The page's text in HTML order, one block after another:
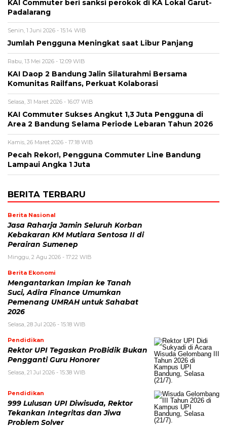
KAI Commuter beri sanksi perokok di KA Lokal Garut-
Padalarang
Senin, 1 Juni 2026 - 15:14 WIB
Jumlah Pengguna Meningkat saat Libur Panjang
Rabu, 13 Mei 2026 - 12:09 WIB
KAI Daop 2 Bandung Jalin Silaturahmi Bersama
Komunitas Railfans, Perkuat Kolaborasi
Selasa, 31 Maret 2026 - 16:07 WIB
KAI Commuter Sukses Angkut 1,3 Juta Pengguna di
Area 2 Bandung Selama Periode Lebaran Tahun 2026
Kamis, 26 Maret 2026 - 17:18 WIB
Pecah Rekor!, Pengguna Commuter Line Bandung
Lampaui Angka 1 Juta
BERITA TERBARU
Berita Nasional
Jasa Raharja Jamin Seluruh Korban
Kebakaran KM Mutiara Sentosa II di
Perairan Sumenep
Minggu, 2 Agu 2026 - 17:22 WIB
Berita Ekonomi
Mengantarkan Impian ke Tanah
Suci, Adira Finance Umumkan
Pemenang UMRAH untuk Sahabat
2026
Selasa, 28 Jul 2026 - 15:18 WIB
Pendidikan
Rektor UPI Tegaskan ProBidik Bukan
Pengganti Guru Honorer
Selasa, 21 Jul 2026 - 15:38 WIB
Pendidikan
999 Lulusan UPI Diwisuda, Rektor
Tekankan Integritas dan Jiwa
Problem Solver